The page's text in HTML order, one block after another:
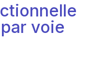
voie